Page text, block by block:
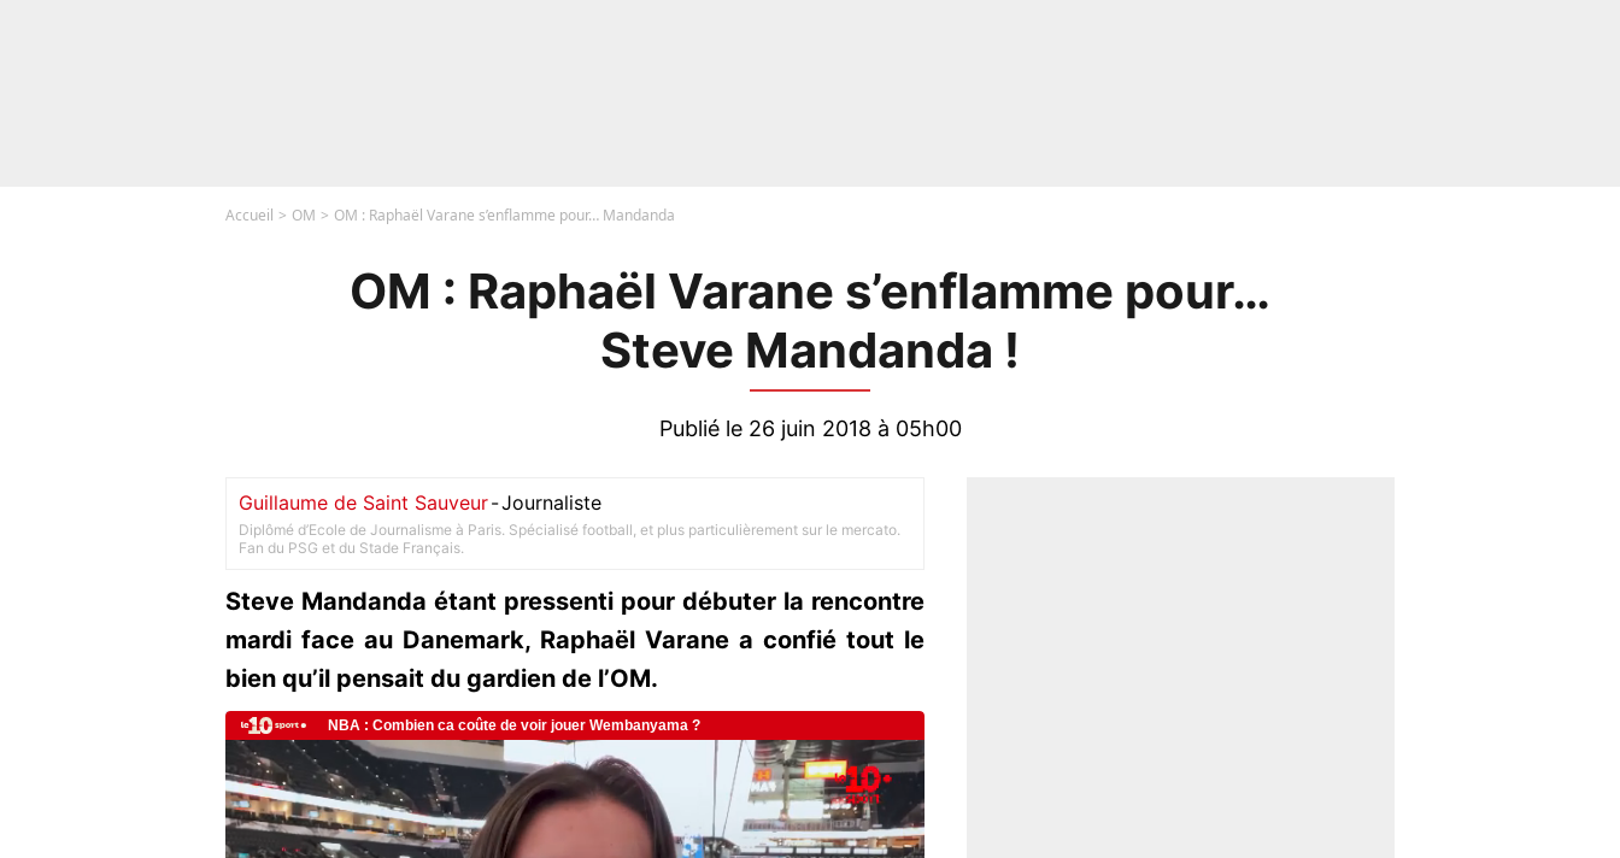
Accueil OM OM : Raphaël Varane s’enflamme pour… Mandanda
OM : Raphaël Varane s’enflamme pour…
Steve Mandanda !
Publié le 26 juin 2018 à 05h00
Guillaume de Saint Sauveur-Journaliste
Diplômé d’Ecole de Journalisme à Paris. Spécialisé football, et plus particulièrement sur le mercato.
Fan du PSG et du Stade Français.
Steve Mandanda étant pressenti pour débuter la rencontre
mardi face au Danemark, Raphaël Varane a confié tout le
bien qu’il pensait du gardien de l’OM.